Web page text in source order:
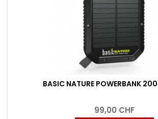
BASIC NATURE POWERBANK
99,00 CHF